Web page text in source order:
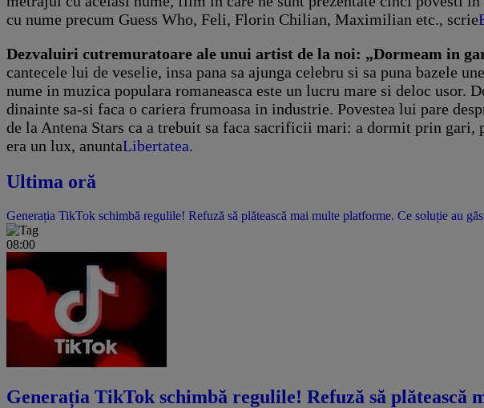
cu nume precum Guess Who, Feli, Florin Chilian, Maximilian etc., scrie
Dezvaluiri cutremuratoare ale unui artist de la noi: „Dormeam in
cantecele lui de veselie, insa pana sa ajunga celebru si sa puna bazele
nume in muzica populara romaneasca este un lucru mare si deloc usor.
dinainte sa-si faca o cariera frumoasa in industrie. Povestea lui pare
de la Antena Stars ca a trebuit sa faca sacrificii mari: a dormit prin gari,
era un lux, anuntaLibertatea.
Ultima oră
Generația TikTok schimbă regulile! Refuză să plătească mai multe platforme. Ce soluție au
08:00
Generația TikTok schimbă regulile! Refuză să